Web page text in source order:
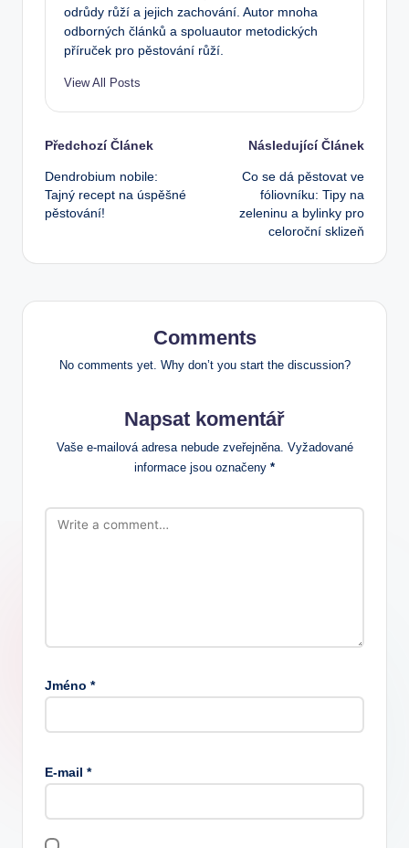
odrůdy růží a jejich zachování. Autor mnoha
odborných článků a spoluautor metodických
příruček pro pěstování růží.
View All Posts
Post
navigation
Předchozí Článek
Dendrobium nobile:
Tajný recept na úspěšné
pěstování!
Následující Článek
Co se dá pěstovat ve
fóliovníku: Tipy na
zeleninu a bylinky pro
celoroční sklizeň
Comments
No comments yet. Why don’t you start the discussion?
Napsat komentář
Vaše e-mailová adresa nebude zveřejněna. Vyžadované
informace jsou označeny *
Jméno *
E-mail *